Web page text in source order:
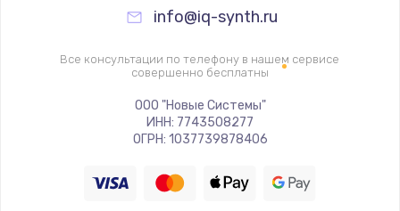
Замена термопредохранителя
700 руб.
Заказать
Замена ТЭНа
2500 руб.
info@iq-synth.ru
Все консультации по телефону в нашем сервисе
совершенно бесплатны
ООО "Новые Системы"
ИНН: 7743508277
ОГРН: 1037739878406